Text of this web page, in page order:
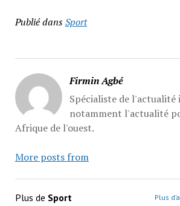
Publié dansSport
Firmin Agbé
Spécialiste de
notamment l'actualité
Afrique de l'ouest.
More posts from
Plus de Sport Plus